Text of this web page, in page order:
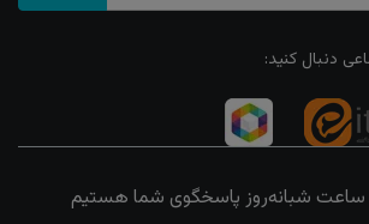
دنبال کنید: